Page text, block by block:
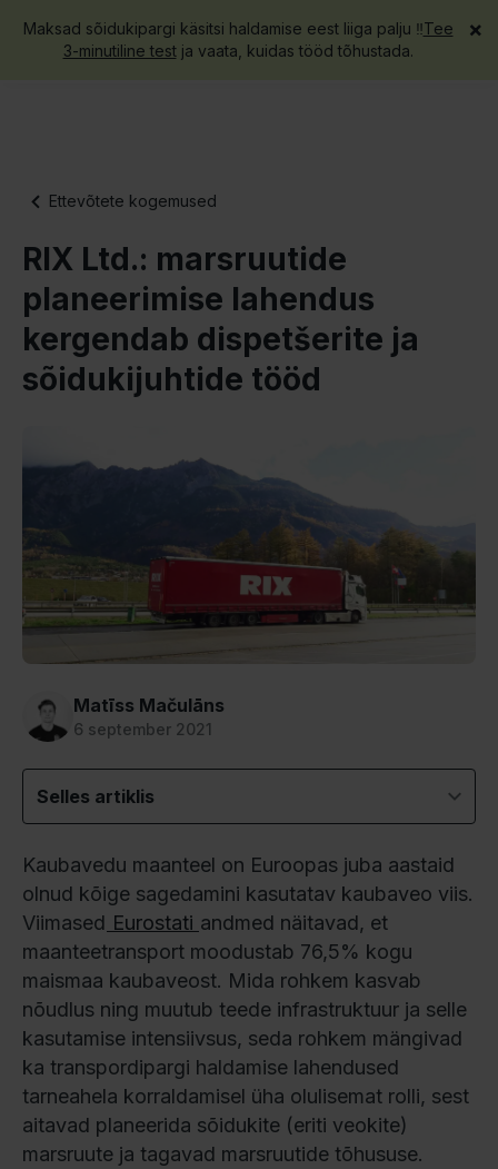
Maksad sõidukipargi käsitsi haldamise eest liiga palju ‼️Tee
3-minutiline testja vaata, kuidas tööd tõhustada.
×
Hangi demo
Ettevõtete kogemused
RIX Ltd.: marsruutide
planeerimise lahendus
kergendab dispetšerite ja
sõidukijuhtide tööd
Matīss Mačulāns
6 september 2021
Selles artiklis
Kaubavedu maanteel on Euroopas juba aastaid
olnud kõige sagedamini kasutatav kaubaveo viis.
Viimased Eurostati andmed näitavad, et
maanteetransport moodustab 76,5% kogu
maismaa kaubaveost. Mida rohkem kasvab
nõudlus ning muutub teede infrastruktuur ja selle
kasutamise intensiivsus, seda rohkem mängivad
ka transpordipargi haldamise lahendused
tarneahela korraldamisel üha olulisemat rolli, sest
aitavad planeerida sõidukite (eriti veokite)
marsruute ja tagavad marsruutide tõhususe.